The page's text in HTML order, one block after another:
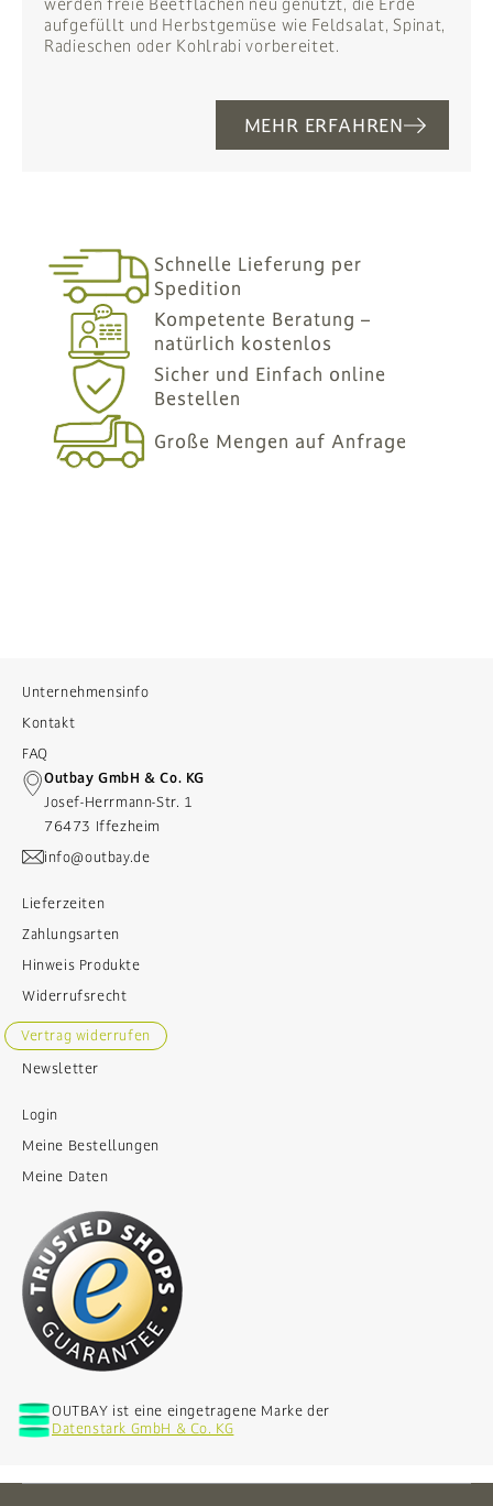
aufgefüllt und Herbstgemüse wie Feldsalat, Spinat,
Radieschen oder Kohlrabi vorbereitet.
MEHR ERFAHREN
Schnelle Lieferung per
Spedition
Kompetente Beratung –
natürlich kostenlos
Sicher und Einfach online
Bestellen
Große Mengen auf Anfrage
Unternehmensinfo
Kontakt
FAQ
Outbay GmbH & Co. KG
Josef-Herrmann-Str. 1
76473 Iffezheim
info@outbay.de
Lieferzeiten
Zahlungsarten
Hinweis Produkte
Widerrufsrecht
Vertrag widerrufen
Newsletter
Login
Meine Bestellungen
Meine Daten
OUTBAY ist eine eingetragene Marke der
Datenstark GmbH & Co. KG